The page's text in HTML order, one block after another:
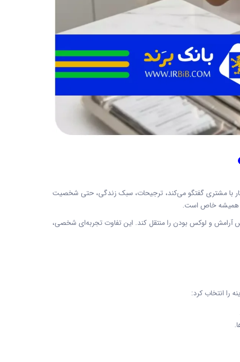
با مشتری گفتگو می‌کند، ترجیحات، سبک زندگی، حتی شخصیت
همیشه خاص است.
آرامش و لوکس بودن را منتقل کند. این تفاوت تجربه‌ای شخصی،
را انتخاب کرد: